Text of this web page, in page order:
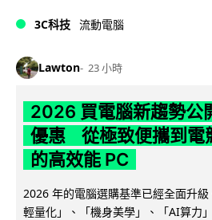
3C科技 流動電腦
Lawton 23 小時
2026 買電腦新趨勢公
優惠 從極致便攜到電
的高效能 PC
2026 年的電腦選購基準已經全面升
輕量化」、「機身美學」、「AI算力